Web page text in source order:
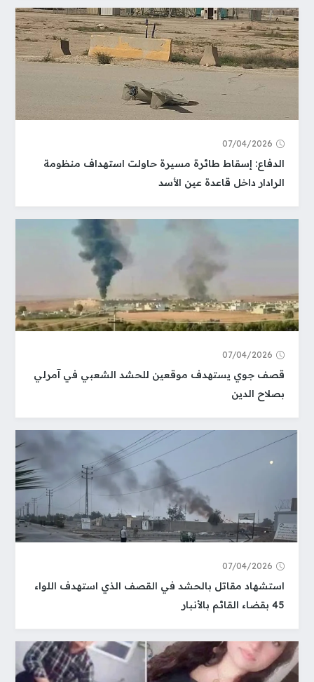
07/04/2026
الدفاع: إسقاط طائرة مسيرة حاولت استهداف منظومة
الرادار داخل قاعدة عين الأسد
07/04/2026
قصف جوي يستهدف موقعين للحشد الشعبي في آمرلي
بصلاح الدين
07/04/2026
استشهاد مقاتل بالحشد في القصف الذي استهدف اللواء
45 بقضاء القائم بالأنبار